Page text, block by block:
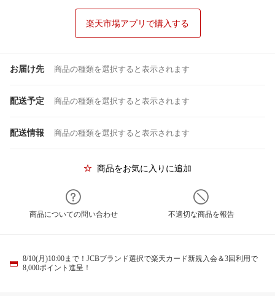
楽天市場アプリで購入する
お届け先 商品の種類を選択すると表示されます
配送予定 商品の種類を選択すると表示されます
配送情報 商品の種類を選択すると表示されます
商品をお気に入りに追加
商品についての問い合わせ 不適切な商品を報告
8/10(月)10:00まで！JCBブランド選択で楽天カード新規入会＆3回利用で
8,000ポイント進呈！